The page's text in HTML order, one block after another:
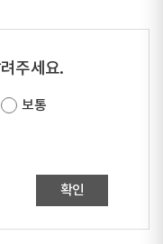
주세요.
보통
확인